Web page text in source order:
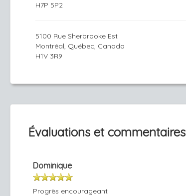
H7P 5P2
5100 Rue Sherbrooke Est
Montréal, Québec, Canada
H1V 3R9
Évaluations et commentaires
Dominique
Progrès encourageant